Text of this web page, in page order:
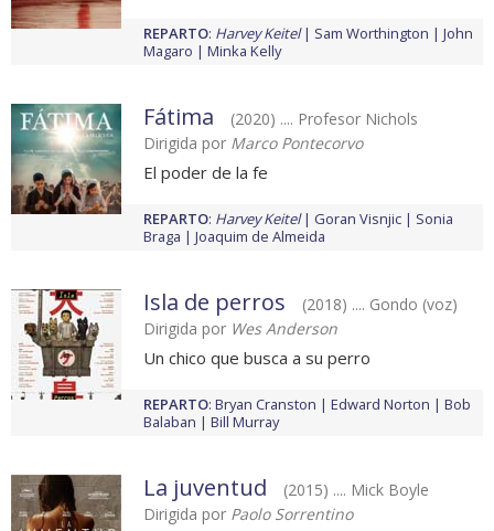
REPARTO: Harvey Keitel Sam Worthington
John
Magaro
Minka Kelly
Fátima
(2020) .... Profesor Nichols
Dirigida por Marco Pontecorvo
El poder de la fe
REPARTO: Harvey Keitel Goran Visnjic
Sonia
Braga
Joaquim de Almeida
Isla de perros
(2018) .... Gondo (voz)
Dirigida por Wes Anderson
Un chico que busca a su perro
REPARTO: Bryan Cranston Edward Norton
Bob
Balaban
Bill Murray
La juventud
(2015) .... Mick Boyle
Dirigida por Paolo Sorrentino